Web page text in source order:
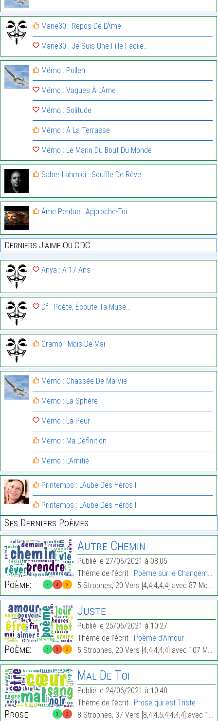
Marie30 : Repos De L’Âme
Marie30 : Je Suis Une Fille Facile…
Mémo : Pollen
Mémo : Vagues À L’Âme
Mémo : Solitude
Mémo : À La Terrasse
Mémo : Le Marin Du Bout Du Monde
Saber Lahmidi : Souffle De Rêve
Âme Perdue : Approche-Toi
Derniers J'aime Ou CDC
Anya : A 17 Ans
Df : Poète, Écoute Ta Muse…
Gramo : Mois De Mai
Mémo : Chassée De Ma Vie
Mémo : La Sphère
Mémo : La Peur
Mémo : Ma Définition
Mémo : L’Amitié
Printemps : L’Aube Des Héros I
Printemps : L’Aube Des Héros II
Ses Derniers Poèmes
7 4 3
Poème:
Autre Chemin
Publié le 27/06/2021 à 08:05
Thème de l'écrit : Poème sur le Changement
5 Strophes, 20 Vers [4,4,4,4,4] avec 87 Mots.
4 3 2
Poème:
Juste
Publié le 25/06/2021 à 10:27
Thème de l'écrit : Poème d'Amour
5 Strophes, 20 Vers [4,4,4,4,4] avec 107 Mots.
3 2
Prose:
Mal De Toi
Publié le 24/06/2021 à 10:48
Thème de l'écrit : Prose qui est Triste
8 Strophes, 37 Vers [8,4,4,5,4,4,4,4] avec 170 Mots.